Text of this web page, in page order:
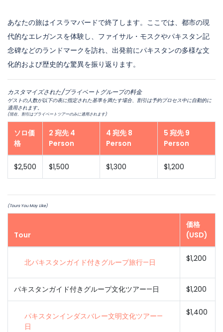
あなたの旅はイスラマバードで終了します。ここでは、都市の現
代的なエレガンスを体験し、ファイサル・モスクやパキスタン記
念碑などのランドマークを訪れ、出発前にパキスタンの多様な文
化的および歴史的な驚異を振り返ります。
カスタマイズされた/プライベートグループの料金
ゲストの人数が以下の表に指定された基準を満たす場合、割引は予約プロセス中に自動的に
適用されます。
(現在、割引はプライベートツアーのみに適用されます)
ソロ価
格
2 宛先 4
Person
4 宛先 8
Person
5 宛先 9
Person
$2,500 $1,500 $1,300 $1,200
(Tours You May Like)
Tour
価格
(USD)
北パキスタンガイド付きグループ旅行—日 $1,200
パキスタンガイド付きグループ文化ツアー—日 $1,200
パキスタンインダスバレー文明文化ツアー—
日
$1,400